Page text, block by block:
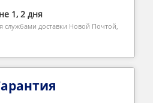
1, 2 дня
службами доставки Новой Почтой,